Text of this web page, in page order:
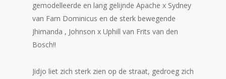
gemodelleerde en lang gelijnde Apache x Sydney
van Fam Dominicus en de sterk bewegende
Jhimanda , Johnson x Uphill van Frits van den
Bosch!!
Jidjo liet zich sterk zien op de straat, gedroeg zich